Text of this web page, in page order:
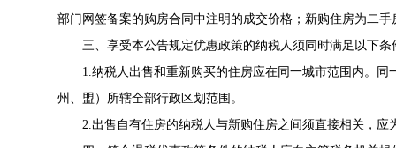
部门网签备案的购房合同中注明的成交价格；新购住房为二
三、享受本公告规定优惠政策的纳税人须同时满足以下条
1.纳税人出售和重新购买的住房应在同一城市范围内。同
州、盟）所辖全部行政区划范围。
2.出售自有住房的纳税人与新购住房之间须直接相关，应